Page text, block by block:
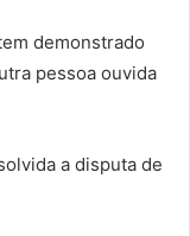
demonstrado
pessoa ouvida
a disputa de